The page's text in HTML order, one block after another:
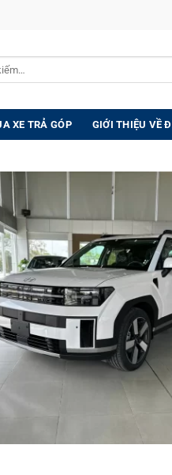
XE TRẢ GÓP GIỚI THIỆU VỀ
khách vui lòng điền